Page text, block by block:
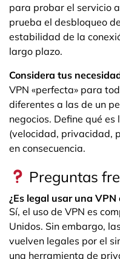
para probar el servicio
prueba el desbloqueo
estabilidad de la
largo plazo.
Considera tus
VPN «perfecta» para
diferentes a las de un
negocios. Define qué
(velocidad, privacidad,
en consecuencia.
Preguntas
¿Es legal usar una
Sí, el uso de VPN es
Unidos. Sin embargo,
vuelven legales por el
una herramienta de